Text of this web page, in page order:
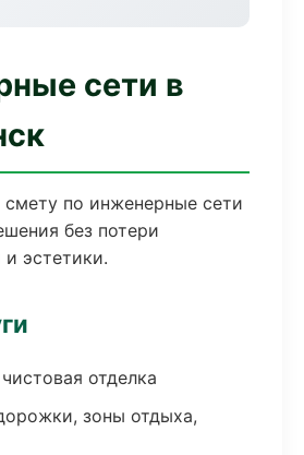
сети в
по инженерные сети
без потери
и эстетики.
отделка
зоны отдыха,